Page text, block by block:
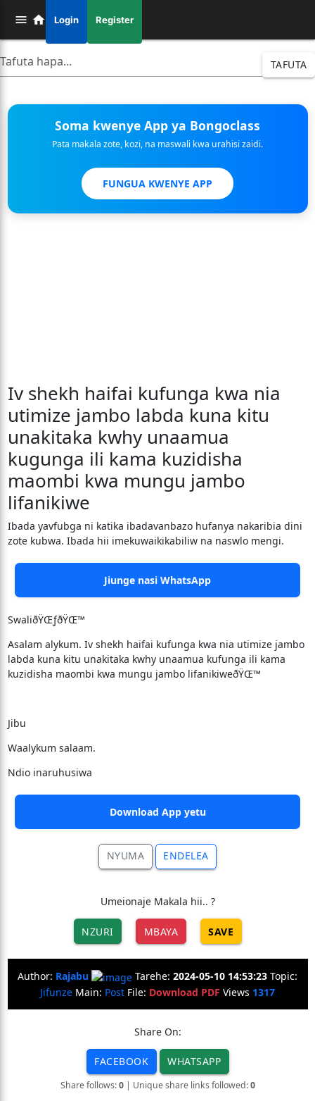
Login Register
TAFUTA
Soma kwenye App ya Bongoclass
Pata makala zote, kozi, na maswali kwa urahisi zaidi.
FUNGUA KWENYE APP
Iv shekh haifai kufunga kwa nia
utimize jambo labda kuna kitu
unakitaka kwhy unaamua
kugunga ili kama kuzidisha
maombi kwa mungu jambo
lifanikiwe
Ibada yavfubga ni katika ibadavanbazo hufanya nakaribia dini
zote kubwa. Ibada hii imekuwaikikabiliw na naswlo mengi.
Jiunge nasi WhatsApp
SwaliðŸŒƒðŸŒ™
Asalam alykum. Iv shekh haifai kufunga kwa nia utimize jambo
labda kuna kitu unakitaka kwhy unaamua kufunga ili kama
kuzidisha maombi kwa mungu jambo lifanikiweðŸŒ™
Jibu
Waalykum salaam.
Ndio inaruhusiwa
Download App yetu
NYUMA ENDELEA
Umeionaje Makala hii.. ?
NZURI MBAYA SAVE
Author: Rajabu Tarehe: 2024-05-10 14:53:23 Topic:
Jifunze Main: Post File: Download PDF Views 1317
Share On:
FACEBOOK WHATSAPP
Share follows:0| Unique share links followed:0